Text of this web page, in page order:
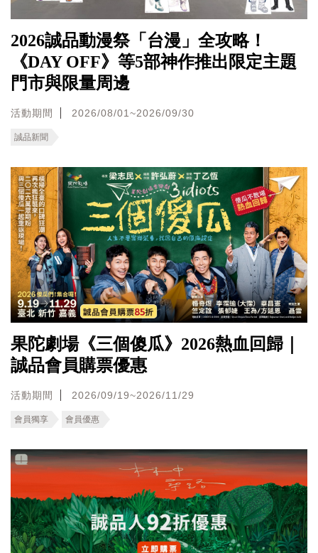
2026誠品動漫祭「台漫」全攻略！
《DAY OFF》等5部神作推出限定主題
門市與限量周邊
活動期間 2026/08/01~2026/09/30
誠品新聞
果陀劇場《三個傻瓜》2026熱血回歸｜
誠品會員購票優惠
活動期間 2026/09/19~2026/11/29
會員獨享 會員優惠